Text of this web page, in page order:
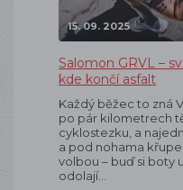
15. 09. 2025
Salomon GRVL –
kde končí asfalt
Každý běžec to zná
po pár kilometrech
cyklostezku, a
a pod nohama
volbou – buď si boty
odolají…